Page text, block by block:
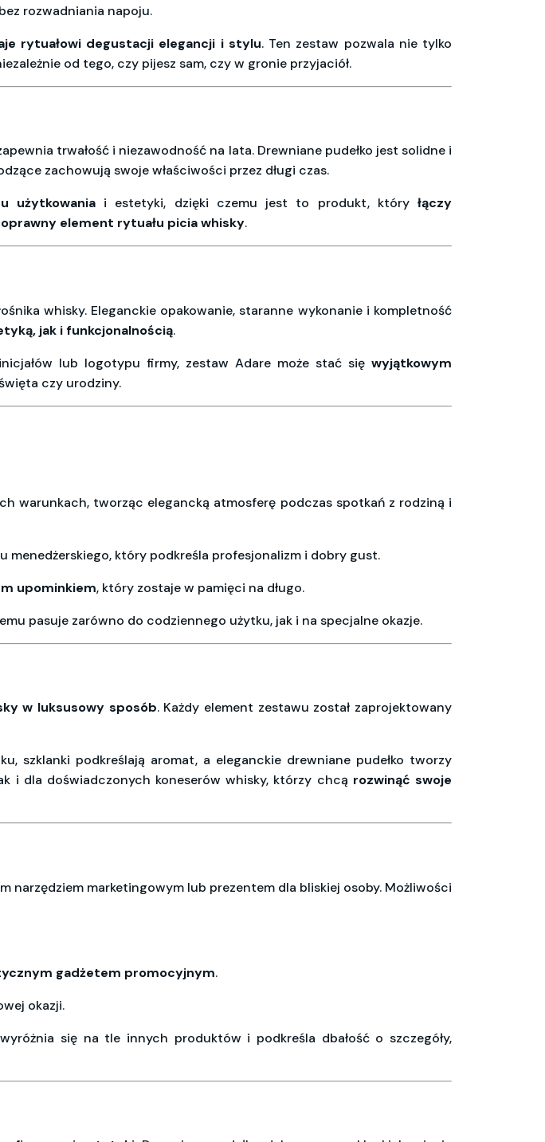
rozwadniania napoju.
rytuałowi degustacji elegancji i stylu. Ten zestaw pozwala nie tylko
od tego, czy pijesz sam, czy w gronie przyjaciół.
trwałość i niezawodność na lata. Drewniane pudełko jest solidne i
zachowują swoje właściwości przez długi czas.
użytkowaniai estetyki, dzięki czemu jest to produkt, któryłączy
element rytuału picia whisky.
whisky. Eleganckie opakowanie, staranne wykonanie i kompletność
jak i funkcjonalnością.
lub logotypu firmy, zestaw Adare może stać się wyjątkowym
czy urodziny.
warunkach, tworząc elegancką atmosferę podczas spotkań z rodziną i
który podkreśla profesjonalizm i dobry gust.
upominkiem, który zostaje w pamięci na długo.
pasuje zarówno do codziennego użytku, jak i na specjalne okazje.
w luksusowy sposób. Każdy element zestawu został zaprojektowany
szklanki podkreślają aromat, a eleganckie drewniane pudełko tworzy
i dla doświadczonych koneserów whisky, którzy chcą rozwinąć swoje
narzędziem marketingowym lub prezentem dla bliskiej osoby. Możliwości
gadżetem promocyjnym.
okazji.
się na tle innych produktów i podkreśla dbałość o szczegóły,